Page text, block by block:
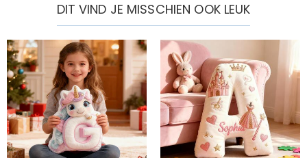
DIT VIND JE MISSCHIEN OOK LEUK